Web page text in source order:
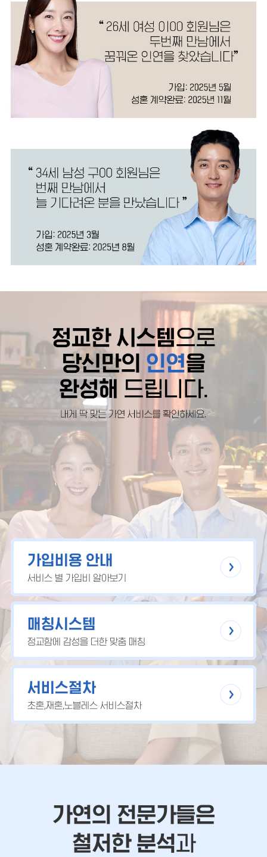
가입비용 안내
서비스 별 가입비 알아보기
매칭시스템
정교함에 감성을 더한 맞춤 매칭
서비스절차
초혼,재혼,노블레스 서비스절차
가연의 전문가들은
철저한 분석과